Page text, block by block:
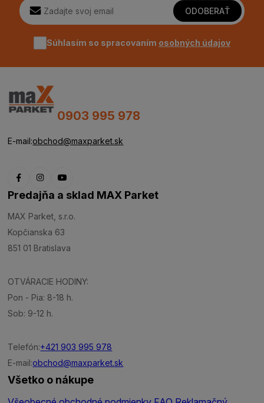
ODOBERAŤ
Súhlasím so spracovaním osobných údajov
0903 995 978
E-mail:obchod@maxparket.sk
Predajňa a sklad MAX Parket
MAX Parket, s.r.o.
Kopčianska 63
851 01 Bratislava
OTVÁRACIE HODINY:
Pon - Pia: 8-18 h.
Sob: 9-12 h.
Telefón:+421 903 995 978
E-mail:obchod@maxparket.sk
Všetko o nákupe